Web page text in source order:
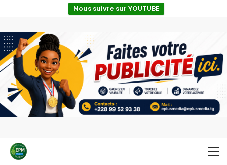
Nous suivre sur YOUTUBE